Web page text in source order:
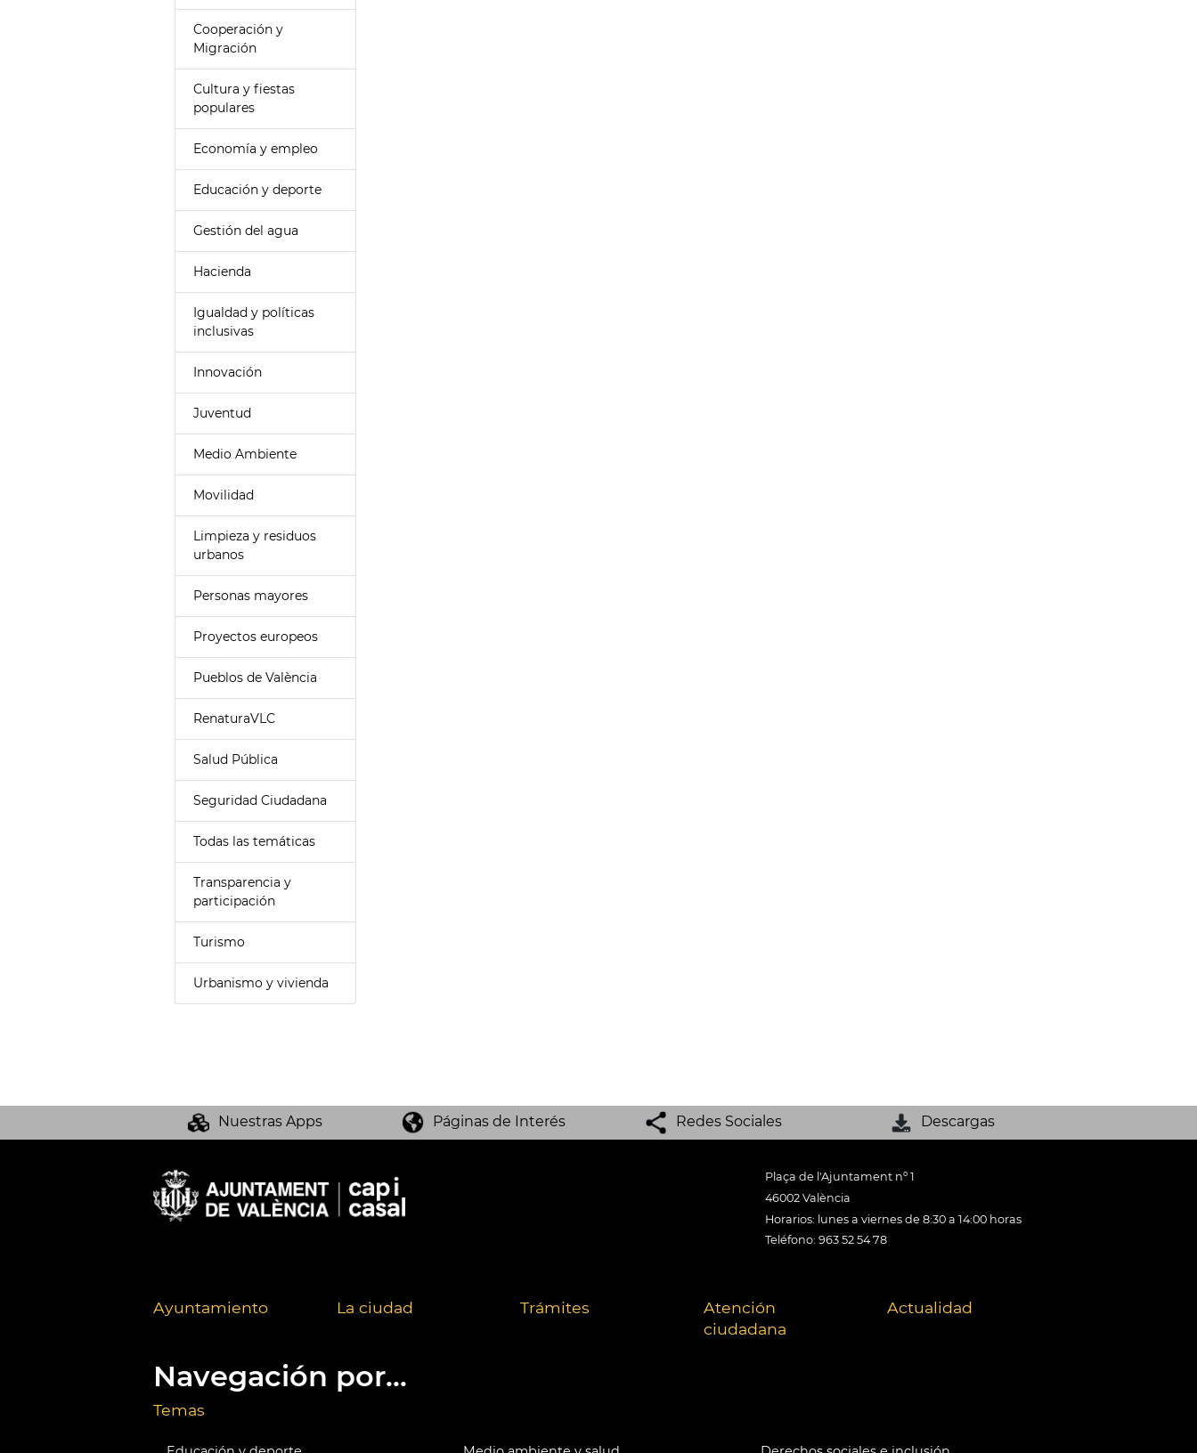
Cooperación y
Migración
Cultura y fiestas
populares
Economía y empleo
Educación y deporte
Gestión del agua
Hacienda
Igualdad y políticas
inclusivas
Innovación
Juventud
Medio Ambiente
Movilidad
Limpieza y residuos
urbanos
Personas mayores
Proyectos europeos
Pueblos de València
RenaturaVLC
Salud Pública
Seguridad Ciudadana
Todas las temáticas
Transparencia y
participación
Turismo
Urbanismo y vivienda
Nuestras Apps Páginas de Interés Redes Sociales Descargas
Plaça de l'Ajuntament nº 1
46002 València
Horarios: lunes a viernes de 8:30 a 14:00 horas
Teléfono: 963 52 54 78
Ayuntamiento La ciudad Trámites
Atención
ciudadana
Actualidad
Navegación por...
Temas